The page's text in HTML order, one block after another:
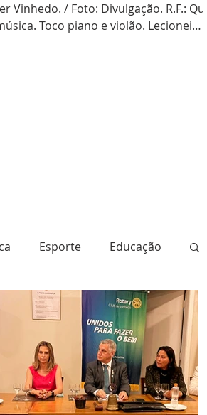
/ Foto: Divulgação. R.F.: Qual
Toco piano e violão. Lecionei
Esporte Educação